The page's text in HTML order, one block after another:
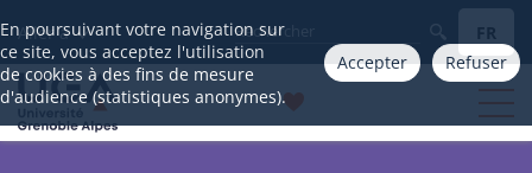
En poursuivant votre navigation sur
ce site, vous acceptez l'utilisation
de cookies à des fins de mesure
d'audience (statistiques anonymes).
Accepter Refuser
Aller à FR